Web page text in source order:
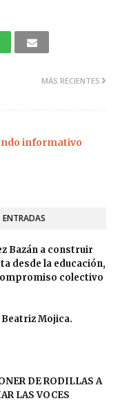
MÁS RECIENTES
informativo
ENTRADAS
Bazán a construir
desde la educación,
colectivo
Mojica.
DE RODILLAS A
LAS VOCES